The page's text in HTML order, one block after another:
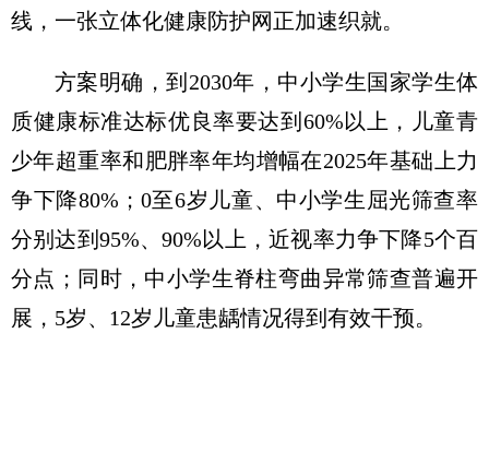
线，一张立体化健康防护网正加速织就。
方案明确，到2030年，中小学生国家学生体
质健康标准达标优良率要达到60%以上，儿童青
少年超重率和肥胖率年均增幅在2025年基础上力
争下降80%；0至6岁儿童、中小学生屈光筛查率
分别达到95%、90%以上，近视率力争下降5个百
分点；同时，中小学生脊柱弯曲异常筛查普遍开
展，5岁、12岁儿童患龋情况得到有效干预。